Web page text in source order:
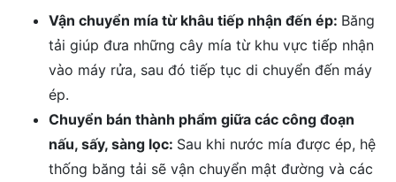
Vận chuyển mía từ khâu tiếp nhận đến ép: Băng
tải giúp đưa những cây mía từ khu vực tiếp nhận
vào máy rửa, sau đó tiếp tục di chuyển đến máy
ép.
Chuyển bán thành phẩm giữa các công đoạn
nấu, sấy, sàng lọc: Sau khi nước mía được ép, hệ
thống băng tải sẽ vận chuyển mật đường và các